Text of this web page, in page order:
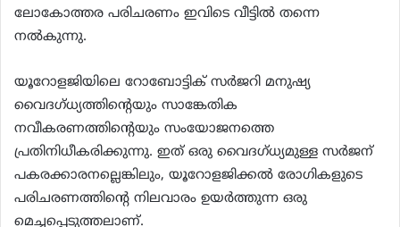
ലോകോത്തര പരിചരണം ഇവിടെ വീട്ടിൽ തന്നെ
നൽകുന്നു.
യൂറോളജിയിലെ റോബോട്ടിക് സർജറി മനുഷ്യ
വൈദഗ്ധ്യത്തിന്റെയും സാങ്കേതിക
നവീകരണത്തിന്റെയും സംയോജനത്തെ
പ്രതിനിധീകരിക്കുന്നു. ഇത് ഒരു വൈദഗ്ധ്യമുള്ള സർജന്
പകരക്കാരനല്ലെങ്കിലും, യൂറോളജിക്കൽ രോഗികളുടെ
പരിചരണത്തിന്റെ നിലവാരം ഉയർത്തുന്ന ഒരു
മെച്ചപ്പെടുത്തലാണ്.